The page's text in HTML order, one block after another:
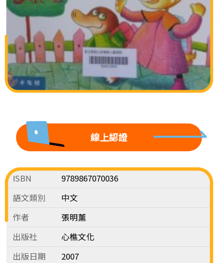
線上認證
ISBN
9789867070036
語文類別
中文
作者
張明薰
出版社
心樵文化
出版日期
2007